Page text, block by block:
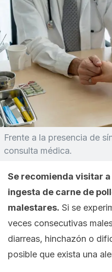
Frente a la presencia de
consulta médica.
Se recomienda visitar
ingesta de carne de
malestares. Si se
veces consecutivas
diarreas, hinchazón o
posible que exista una